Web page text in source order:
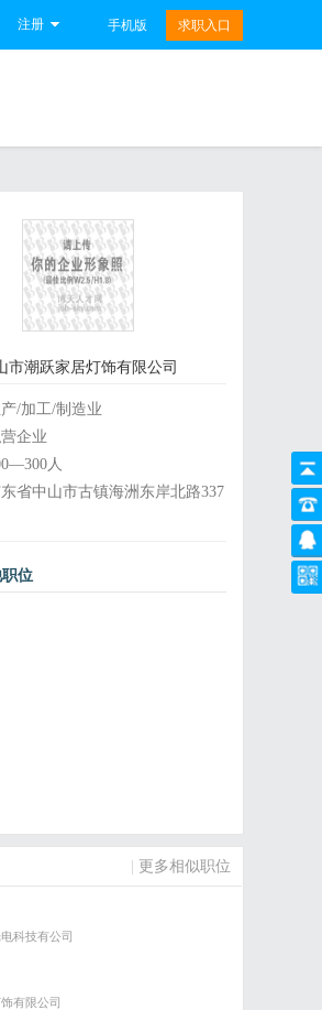
手机版 求职入口
注册
市潮跃家居灯饰有限公司
/加工/制造业
企业
人
东省中山市古镇海洲东岸北路337
位
| 更多相似职位
科技有公司
有限公司